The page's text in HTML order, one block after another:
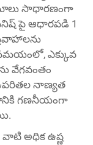
సాధారణంగా
పై ఆధారపడి 1
ఎక్కువ
వేగవంతం
నాణ్యత
గణనీయంగా
అధిక ఉష్ణ